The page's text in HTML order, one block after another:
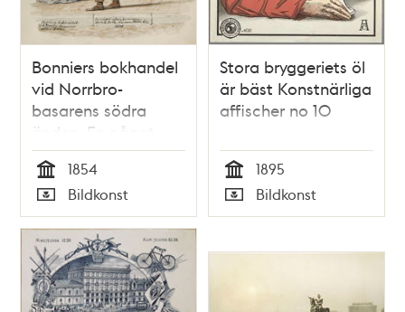
Bonniers bokhandel
vid Norrbro-
basarens södra
änden. En något
afsigkommen
språklärare vid
namn Wanke 1846.
Tid
1854
Typ
Bildkonst
Stora bryggeriets öl
är bäst Konstnärliga
affischer no 10
Tid
1895
Typ
Bildkonst